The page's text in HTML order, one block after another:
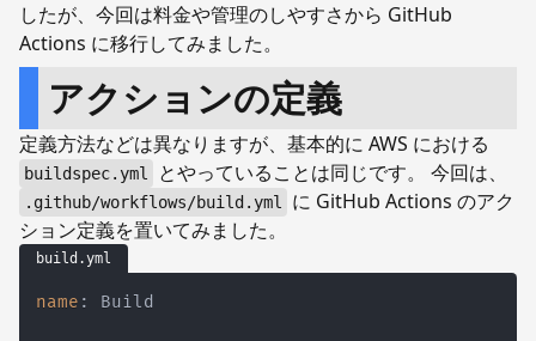
したが、今回は料金や管理のしやすさから GitHub
Actions に移行してみました。
アクションの定義
定義方法などは異なりますが、基本的に AWS における
buildspec.yml とやっていることは同じです。 今回は、
.github/workflows/build.yml
に GitHub Actions のアク
ション定義を置いてみました。
build.yml
name :